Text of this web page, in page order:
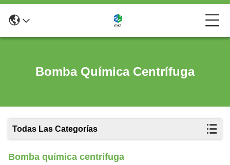
Bomba Química Centrífuga
Todas Las Categorías
Bomba química centrífuga